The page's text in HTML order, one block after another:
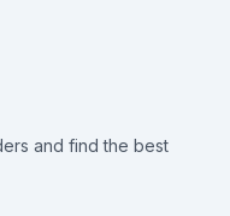
and find the best